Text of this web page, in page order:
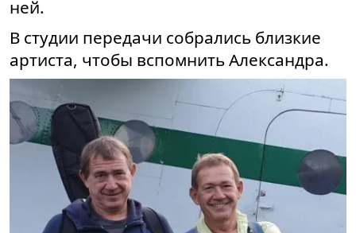
ней.
В студии передачи собрались близкие
артиста, чтобы вспомнить Александра.